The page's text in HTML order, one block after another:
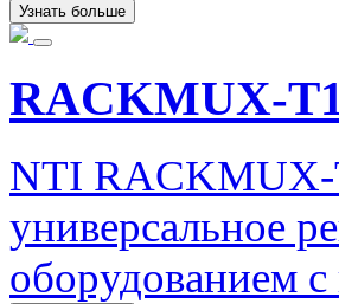
Узнать больше
RACKMUX-
NTI RACKMUX-
универсальное
оборудованием